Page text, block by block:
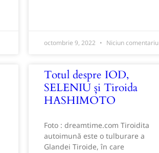
octombrie 9, 2022 Niciun comentariu
Totul despre IOD,
SELENIU și Tiroida
HASHIMOTO
Foto : dreamtime.com Tiroidita
autoimună este o tulburare a
Glandei Tiroide, în care